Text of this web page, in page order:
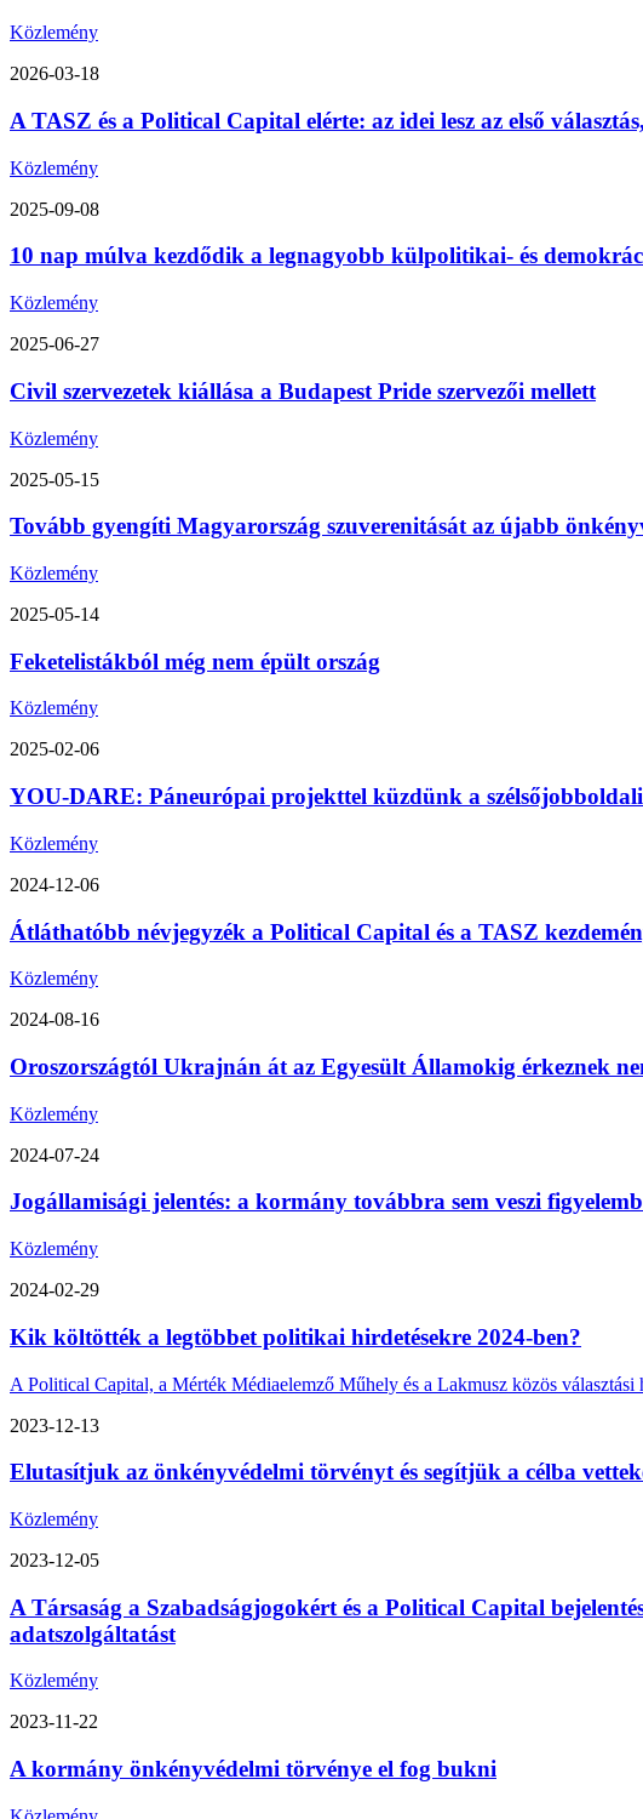
Közlemény
2026-03-18
A TASZ és a Political Capital elérte: az idei lesz az első
Közlemény
2025-09-08
10 nap múlva kezdődik a legnagyobb külpolitikai- és
Közlemény
2025-06-27
Civil szervezetek kiállása a Budapest Pride szervezői mellett
Közlemény
2025-05-15
Tovább gyengíti Magyarország szuverenitását az újabb
Közlemény
2025-05-14
Feketelistákból még nem épült ország
Közlemény
2025-02-06
YOU-DARE: Páneurópai projekttel küzdünk a
Közlemény
2024-12-06
Átláthatóbb névjegyzék a Political Capital és a TASZ
Közlemény
2024-08-16
Oroszországtól Ukrajnán át az Egyesült Államokig érkeznek
Közlemény
2024-07-24
Jogállamisági jelentés: a kormány továbbra sem veszi
Közlemény
2024-02-29
Kik költötték a legtöbbet politikai hirdetésekre 2024-ben?
A Political Capital, a Mérték Médiaelemző Műhely és a Lakmusz közös
2023-12-13
Elutasítjuk az önkényvédelmi törvényt és segítjük a célba
Közlemény
2023-12-05
A Társaság a Szabadságjogokért és a Political Capital
adatszolgáltatást
Közlemény
2023-11-22
A kormány önkényvédelmi törvénye el fog bukni